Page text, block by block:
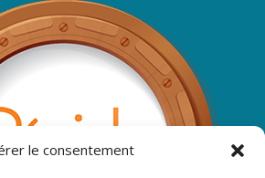
le consentement